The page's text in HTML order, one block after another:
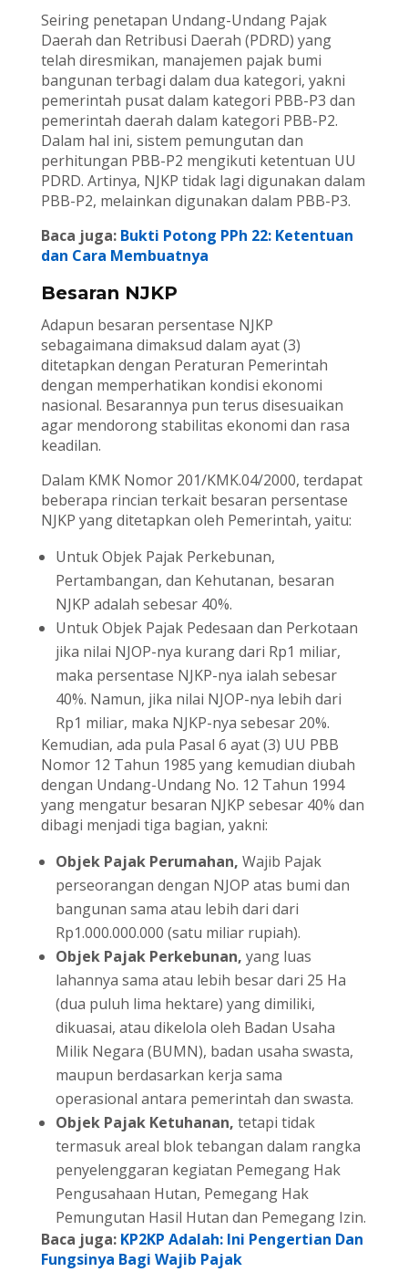
Seiring penetapan Undang-Undang Pajak
Daerah dan Retribusi Daerah (PDRD) yang
telah diresmikan, manajemen pajak bumi
bangunan terbagi dalam dua kategori, yakni
pemerintah pusat dalam kategori PBB-P3 dan
pemerintah daerah dalam kategori PBB-P2.
Dalam hal ini, sistem pemungutan dan
perhitungan PBB-P2 mengikuti ketentuan UU
PDRD. Artinya, NJKP tidak lagi digunakan dalam
PBB-P2, melainkan digunakan dalam PBB-P3.
Baca juga: Bukti Potong PPh 22: Ketentuan
dan Cara Membuatnya
Besaran NJKP
Adapun besaran persentase NJKP
sebagaimana dimaksud dalam ayat (3)
ditetapkan dengan Peraturan Pemerintah
dengan memperhatikan kondisi ekonomi
nasional. Besarannya pun terus disesuaikan
agar mendorong stabilitas ekonomi dan rasa
keadilan.
Dalam KMK Nomor 201/KMK.04/2000, terdapat
beberapa rincian terkait besaran persentase
NJKP yang ditetapkan oleh Pemerintah, yaitu:
Untuk Objek Pajak Perkebunan,
Pertambangan, dan Kehutanan, besaran
NJKP adalah sebesar 40%.
Untuk Objek Pajak Pedesaan dan Perkotaan
jika nilai NJOP-nya kurang dari Rp1 miliar,
maka persentase NJKP-nya ialah sebesar
40%. Namun, jika nilai NJOP-nya lebih dari
Rp1 miliar, maka NJKP-nya sebesar 20%.
Kemudian, ada pula Pasal 6 ayat (3) UU PBB
Nomor 12 Tahun 1985 yang kemudian diubah
dengan Undang-Undang No. 12 Tahun 1994
yang mengatur besaran NJKP sebesar 40% dan
dibagi menjadi tiga bagian, yakni:
Objek Pajak Perumahan, Wajib Pajak
perseorangan dengan NJOP atas bumi dan
bangunan sama atau lebih dari dari
Rp1.000.000.000 (satu miliar rupiah).
Objek Pajak Perkebunan, yang luas
lahannya sama atau lebih besar dari 25 Ha
(dua puluh lima hektare) yang dimiliki,
dikuasai, atau dikelola oleh Badan Usaha
Milik Negara (BUMN), badan usaha swasta,
maupun berdasarkan kerja sama
operasional antara pemerintah dan swasta.
Objek Pajak Ketuhanan, tetapi tidak
termasuk areal blok tebangan dalam rangka
penyelenggaran kegiatan Pemegang Hak
Pengusahaan Hutan, Pemegang Hak
Pemungutan Hasil Hutan dan Pemegang Izin.
Baca juga: KP2KP Adalah: Ini Pengertian Dan
Fungsinya Bagi Wajib Pajak